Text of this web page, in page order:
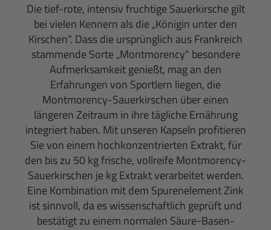
Die tief-rote, intensiv fruchtige Sauerkirsche gilt
bei vielen Kennern als die „Königin unter den
Kirschen“. Dass die ursprünglich aus Frankreich
stammende Sorte „Montmorency“ besondere
Aufmerksamkeit genießt, mag an den
Erfahrungen von Sportlern liegen, die
Montmorency-Sauerkirschen über einen
längeren Zeitraum in ihre tägliche Ernährung
integriert haben. Mit unseren Kapseln profitieren
Sie von einem hochkonzentrierten Extrakt, für
den bis zu 50 kg frische, vollreife Montmorency-
Sauerkirschen je kg Extrakt verarbeitet werden.
Eine Kombination mit dem Spurenelement Zink
ist sinnvoll, da es wissenschaftlich geprüft und
bestätigt zu einem normalen Säure-Basen-